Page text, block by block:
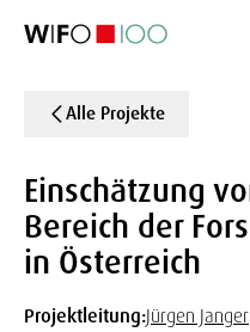
Alle Projekte
Einschätzung
Bereich der
in Österreich
Projektleitung:Jürgen Janger